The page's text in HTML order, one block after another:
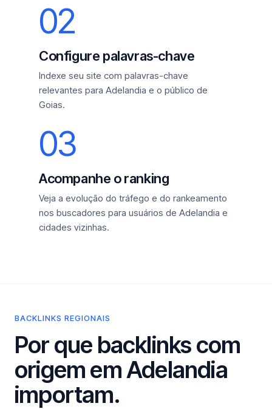
02
Configure palavras-chave
Indexe seu site com palavras-chave
relevantes para Adelandia e o público de
Goias.
03
Acompanhe o ranking
Veja a evolução do tráfego e do rankeamento
nos buscadores para usuários de Adelandia e
cidades vizinhas.
BACKLINKS REGIONAIS
Por que backlinks com
origem em Adelandia
importam.